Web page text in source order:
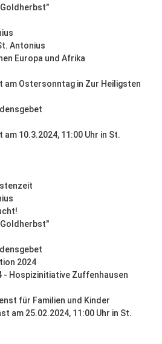
Antonius
Europa und Afrika
Ostersonntag in Zur Heiligsten
10.3.2024, 11:00 Uhr in St.
2024
- Hospizinitiative Zuffenhausen
für Familien und Kinder
am 25.02.2024, 11:00 Uhr in St.